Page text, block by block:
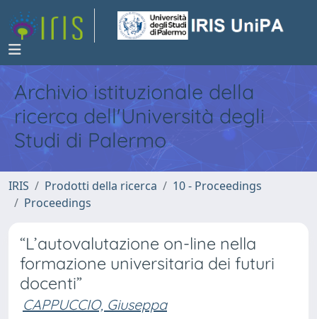
Archivio istituzionale della
ricerca dell'Università degli
Studi di Palermo
IRIS Prodotti della ricerca
10 - Proceedings
Proceedings
“L’autovalutazione on-line nella
formazione universitaria dei futuri
docenti”
CAPPUCCIO, Giuseppa